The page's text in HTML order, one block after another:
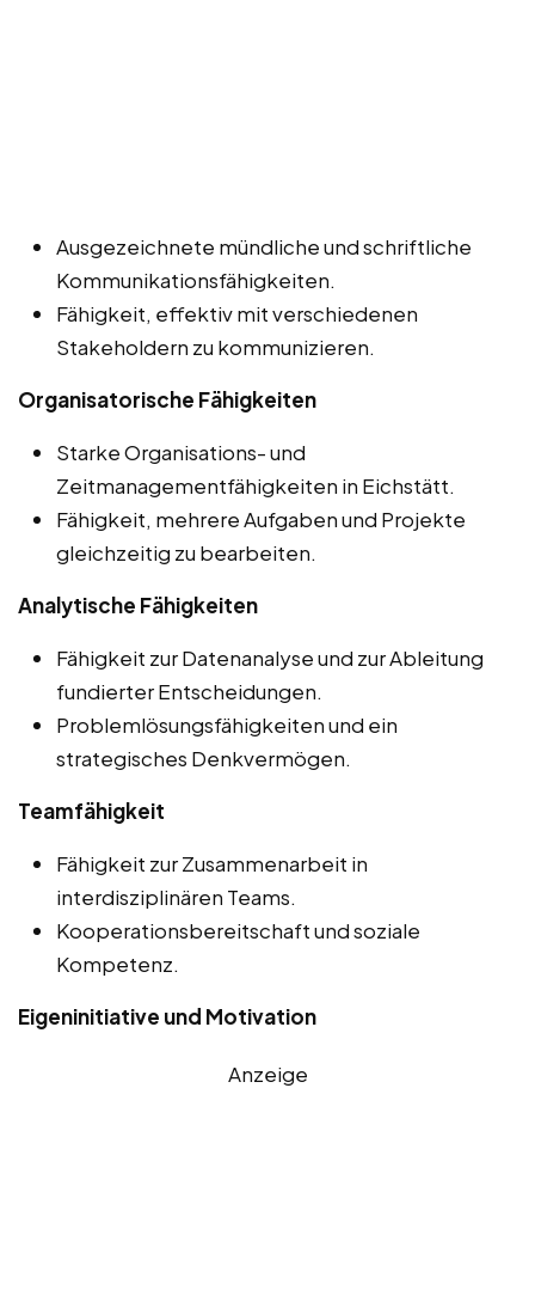
Ausgezeichnete mündliche und schriftliche
Kommunikationsfähigkeiten.
Fähigkeit, effektiv mit verschiedenen
Stakeholdern zu kommunizieren.
Organisatorische Fähigkeiten
Starke Organisations- und
Zeitmanagementfähigkeiten in Eichstätt.
Fähigkeit, mehrere Aufgaben und Projekte
gleichzeitig zu bearbeiten.
Analytische Fähigkeiten
Fähigkeit zur Datenanalyse und zur Ableitung
fundierter Entscheidungen.
Problemlösungsfähigkeiten und ein
strategisches Denkvermögen.
Teamfähigkeit
Fähigkeit zur Zusammenarbeit in
interdisziplinären Teams.
Kooperationsbereitschaft und soziale
Kompetenz.
Eigeninitiative und Motivation
Anzeige